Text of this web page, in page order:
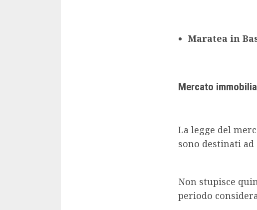
Maratea in
Mercato
La legge del
sono destinati
Non stupisce
periodo